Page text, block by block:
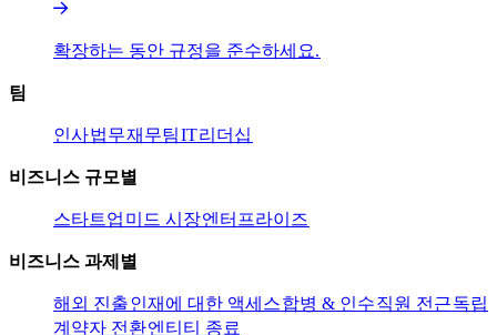
확장하는 동안 규정을 준수하세요.​​
팀​​
인사​​법무​​재무팀​​IT​​리더십​​
비즈니스 규모별​​
스타트업​​ 미드 시장​​엔터프라이즈​​
비즈니스 과제별​​
해외 진출​​인재에 대한 액세스​​합병 & 인수​​직원 전근​​독립
계약자 전환​​엔티티 종료​​